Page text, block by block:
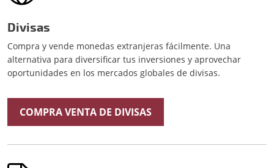
Divisas
Compra y vende monedas extranjeras fácilmente. Una
alternativa para diversificar tus inversiones y aprovechar
oportunidades en los mercados globales de divisas.
COMPRA VENTA DE DIVISAS